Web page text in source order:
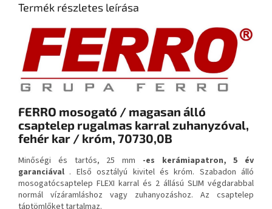
Termék részletes leírása
FERRO mosogató / magasan álló
csaptelep rugalmas karral zuhanyzóval,
fehér kar / króm, 70730,0B
Minőségi és tartós, 25 mm -es kerámiapatron, 5 év
garanciával . Első osztályú kivitel és króm. Szabadon álló
mosogatócsaptelep FLEXI karral és 2 állású SLIM végdarabbal
normál vízáramláshoz vagy zuhanyozáshoz. Az csaptelep
táptömlőket tartalmaz.